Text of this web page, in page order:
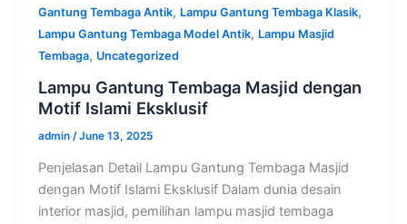
Gantung Tembaga Antik, Lampu Gantung Tembaga Klasik,
Lampu Gantung Tembaga Model Antik, Lampu Masjid
Tembaga, Uncategorized
Lampu Gantung Tembaga Masjid dengan
Motif Islami Eksklusif
admin /June 13, 2025
Penjelasan Detail Lampu Gantung Tembaga Masjid
dengan Motif Islami Eksklusif Dalam dunia desain
interior masjid, pemilihan lampu masjid tembaga